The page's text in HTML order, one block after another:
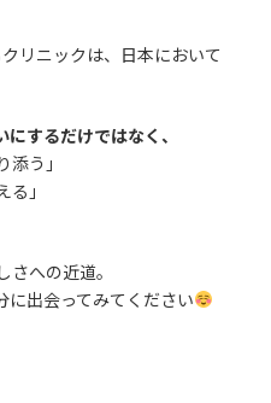
リニックは、日本において
にするだけではなく、
添う」
る」
さへの近道。
に出会ってみてください